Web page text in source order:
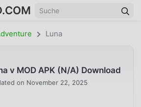
Luna
v MOD APK (N/A) Download
on November 22, 2025